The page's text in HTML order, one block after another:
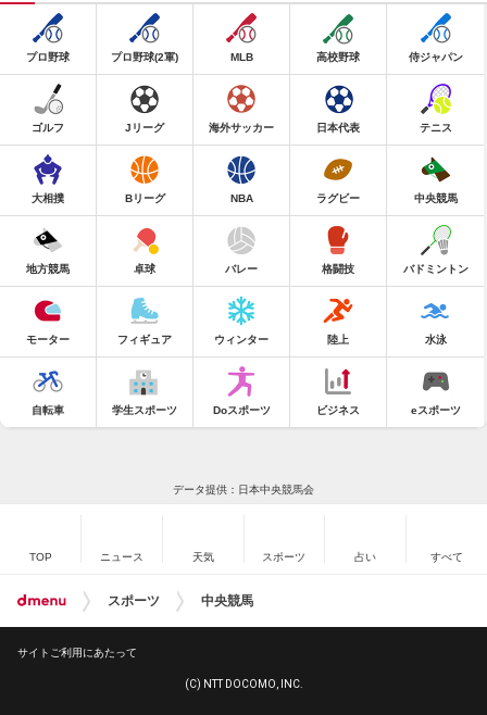
プロ野球 プロ野球(2軍) MLB 高校野球 侍ジャパン
ゴルフ Jリーグ 海外サッカー 日本代表 テニス
大相撲 Bリーグ NBA ラグビー 中央競馬
地方競馬 卓球 バレー 格闘技 バドミントン
モーター フィギュア ウィンター 陸上 水泳
自転車 学生スポーツ Doスポーツ ビジネス eスポーツ
データ提供：日本中央競馬会
TOP ニュース 天気 スポーツ 占い すべて
スポーツ 中央競馬
サイトご利用にあたって
(C) NTT DOCOMO, INC.